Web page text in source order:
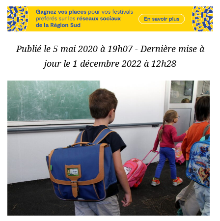
Publié le 5 mai 2020 à 19h07 - Dernière mise à
jour le 1 décembre 2022 à 12h28